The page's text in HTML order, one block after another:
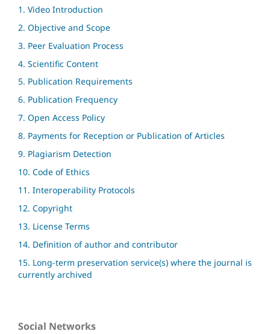
1. Video Introduction
2. Objective and Scope
3. Peer Evaluation Process
4. Scientific Content
5. Publication Requirements
6. Publication Frequency
7. Open Access Policy
8. Payments for Reception or Publication of Articles
9. Plagiarism Detection
10. Code of Ethics
11. Interoperability Protocols
12. Copyright
13. License Terms
14. Definition of author and contributor
15. Long-term preservation service(s) where the journal is
currently archived
Social Networks